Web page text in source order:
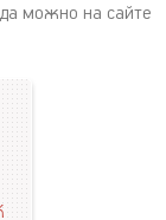
можно на сайте